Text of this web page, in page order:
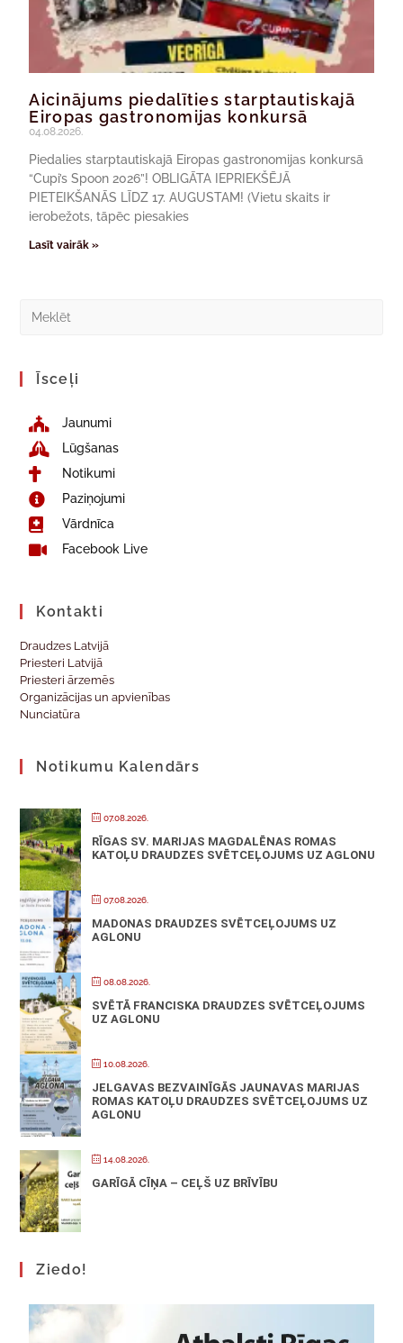
Aicinājums piedalīties starptautiskajā
Eiropas gastronomijas konkursā
04.08.2026.
Piedalies starptautiskajā Eiropas gastronomijas konkursā
“Cupi’s Spoon 2026”! OBLIGĀTA IEPRIEKŠĒJĀ
PIETEIKŠANĀS LĪDZ 17. AUGUSTAM! (Vietu skaits ir
ierobežots, tāpēc piesakies
Lasīt vairāk »
Īsceļi
Jaunumi
Lūgšanas
Notikumi
Paziņojumi
Vārdnīca
Facebook Live
Kontakti
Draudzes Latvijā
Priesteri Latvijā
Priesteri ārzemēs
Organizācijas un apvienības
Nunciatūra
Notikumu Kalendārs
07.08.2026.
RĪGAS SV. MARIJAS MAGDALĒNAS ROMAS
KATOĻU DRAUDZES SVĒTCEĻOJUMS UZ AGLONU
07.08.2026.
MADONAS DRAUDZES SVĒTCEĻOJUMS UZ
AGLONU
08.08.2026.
SVĒTĀ FRANCISKA DRAUDZES SVĒTCEĻOJUMS
UZ AGLONU
10.08.2026.
JELGAVAS BEZVAINĪGĀS JAUNAVAS MARIJAS
ROMAS KATOĻU DRAUDZES SVĒTCEĻOJUMS UZ
AGLONU
14.08.2026.
GARĪGĀ CĪŅA – CEĻŠ UZ BRĪVĪBU
Ziedo!